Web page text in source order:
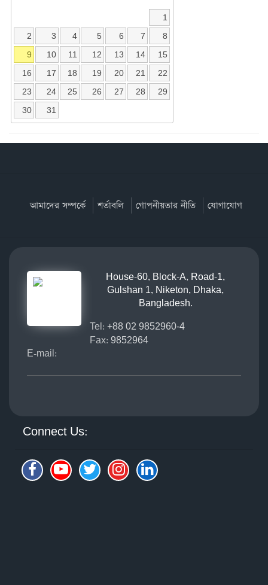
1
2
3 4 5 6 7
8
9
10 11 12 13 14
15
16
17 18 19 20 21
22
23
24 25 26 27 28
29
30
31
আমাদের সম্পর্কে শর্তাবলি গোপনীয়তার নীতি যোগাযোগ
House-60, Block-A, Road-1,
Gulshan 1, Niketon, Dhaka,
Bangladesh.
Tel: +88 02 9852960-4
Fax: 9852964
E-mail:
Connect Us: